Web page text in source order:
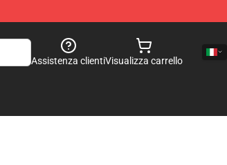
Assistenza clientiVisualizza carrello